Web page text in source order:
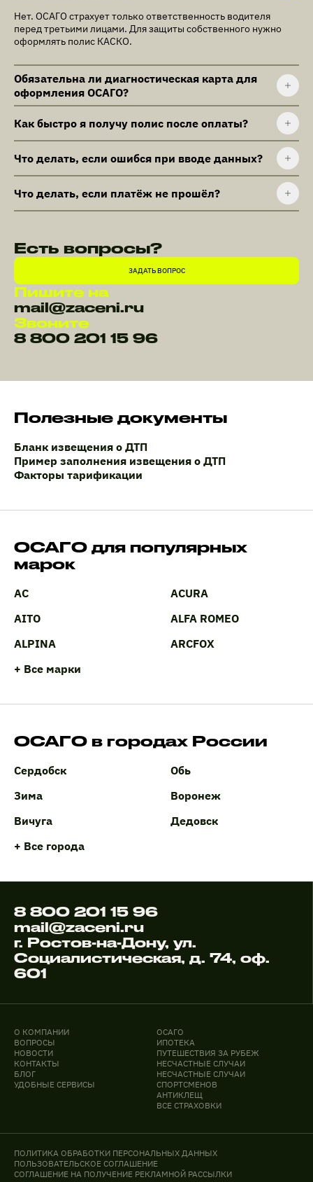
Нет. ОСАГО страхует только ответственность водителя
перед третьими лицами. Для защиты собственного нужно
оформлять полис КАСКО.
Обязательна ли диагностическая карта для
оформления ОСАГО?
Как быстро я получу полис после оплаты?
Что делать, если ошибся при вводе данных?
Что делать, если платёж не прошёл?
Есть вопросы?
ЗАДАТЬ ВОПРОС
Пишите на
mail@zaceni.ru
Звоните
8 800 201 15 96
Полезные документы
Бланк извещения о ДТП
Пример заполнения извещения о ДТП
Факторы тарификации
ОСАГО для популярных
марок
AC
ACURA
AITO
ALFA ROMEO
ALPINA
ARCFOX
+ Все марки
ОСАГО в городах России
Сердобск
Обь
Зима
Воронеж
Вичуга
Дедовск
+ Все города
8 800 201 15 96
mail@zaceni.ru
г. Ростов-на-Дону, ул.
Социалистическая, д. 74, оф.
601
О КОМПАНИИ
ВОПРОСЫ
НОВОСТИ
КОНТАКТЫ
БЛОГ
УДОБНЫЕ СЕРВИСЫ
ОСАГО
ИПОТЕКА
ПУТЕШЕСТВИЯ ЗА РУБЕЖ
НЕСЧАСТНЫЕ СЛУЧАИ
НЕСЧАСТНЫЕ СЛУЧАИ
СПОРТСМЕНОВ
АНТИКЛЕЩ
ВСЕ СТРАХОВКИ
ПОЛИТИКА ОБРАБОТКИ ПЕРСОНАЛЬНЫХ ДАННЫХ
ПОЛЬЗОВАТЕЛЬСКОЕ СОГЛАШЕНИЕ
СОГЛАШЕНИЕ НА ПОЛУЧЕНИЕ РЕКЛАМНОЙ РАССЫЛКИ